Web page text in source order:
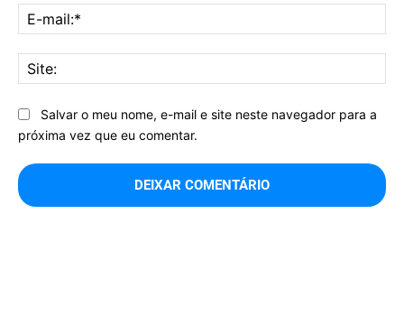
Salvar o meu nome, e-mail e site neste navegador para a
próxima vez que eu comentar.